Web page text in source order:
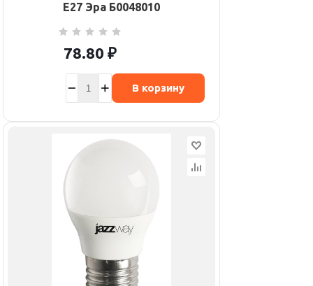
E27 Эра Б0048010
78.80 ₽
В корзину